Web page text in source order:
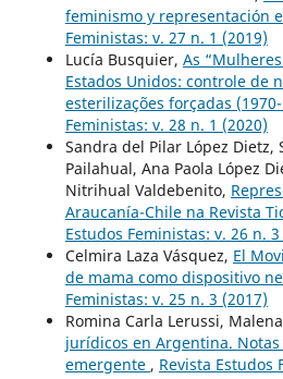
feminismo y representación
Feministas: v. 27 n. 1 (2019)
Lucía Busquier, As
Estados Unidos: controle de
esterilizações forçadas
Feministas: v. 28 n. 1 (2020)
Sandra del Pilar López Dietz,
Pailahual, Ana Paola López
Nitrihual Valdebenito,
Araucanía-Chile na Revista
Estudos Feministas: v. 26 n. 3
Celmira Laza Vásquez, El
de mama como dispositivo
Feministas: v. 25 n. 3 (2017)
Romina Carla Lerussi,
jurídicos en Argentina.
emergente , Revista Estudos